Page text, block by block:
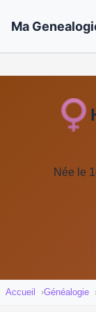
Ma
Née le
Accueil Généalogie